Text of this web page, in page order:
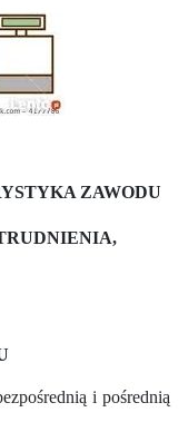
ZAWODU
i pośrednią